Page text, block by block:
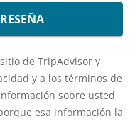
de TripAdvisor y
y a los términos de
sobre usted
esa información la